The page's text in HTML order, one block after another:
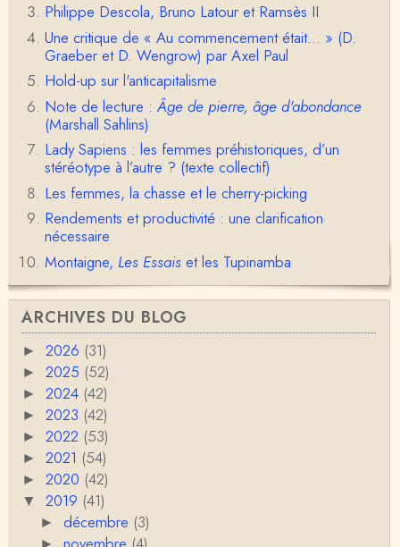
anne hebrard
Bonjour, peut-on trouver maintenant le manuscrit d'Al
ain Testart de 2009, souvent cité ?
Claude Julien
Bonjour Monsieur,Récent abonné à votre blog, je vi
ens de lire votre dernière publication, qui m’a be…
Anonymous
1° Le message subliminal est celui-ci: il y a un sché
ma évolutif des sociétés, avec des stades infér…
Olivier Anselm
Une nouvelle fois, cher Christophe Darmangeat, m
erci pour l'intelligence et le sens salutaire de…
Christophe Darmangeat
Déjà, je ne vois pas pourquoi le pénis compterait
moins que la peau ! ;-)Ensuite, je ne vois pas no…
Damian
Merci de cet excellent texte (même si il y a sans d
oute une faute de frappe dans la citation de A,
H…
Pierre
Bonjour,En fin de conférence vous évoquez les ca
uses de l'apparition de la notion d'égalité …
Christophe Darmangeat
En deux mots : vos questions sont légitimes, mais p
Philippe Descola, Bruno Latour et Ramsès II
Une critique de « Au commencement était... » (D.
Graeber et D. Wengrow) par Axel Paul
Hold-up sur l'anticapitalisme
Note de lecture :Âge de pierre, âge d'abondance
(Marshall Sahlins)
Lady Sapiens : les femmes préhistoriques, d’un
stéréotype à l’autre ? (texte collectif)
Les femmes, la chasse et le cherry-picking
Rendements et productivité : une clarification
nécessaire
Montaigne, Les Essaiset les Tupinamba
ARCHIVES DU BLOG
► 2026 (31)
► 2025 (52)
► 2024 (42)
► 2023 (42)
► 2022 (53)
► 2021 (54)
► 2020 (42)
▼ 2019 (41)
► décembre (3)